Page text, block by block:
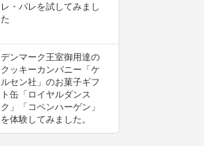
レ・パレを試してみまし
た
デンマーク王室御用達の
クッキーカンパニー「ケ
ルセン社」のお菓子ギフ
ト缶「ロイヤルダンス
ク」「コペンハーゲン」
を体験してみました。